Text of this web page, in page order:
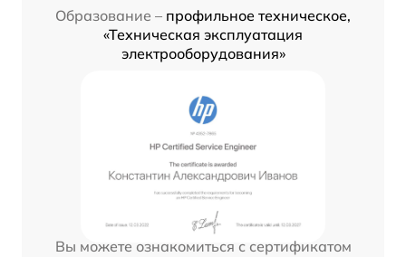
Образование – профильное техническое,
«Техническая эксплуатация
электрооборудования»
Вы можете ознакомиться с сертификатом